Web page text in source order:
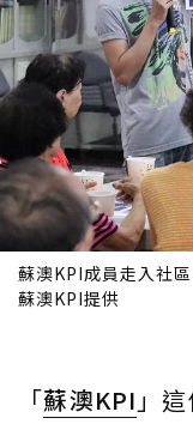
蘇澳KPI成員走入社
蘇澳KPI提供
「蘇澳KPI 」